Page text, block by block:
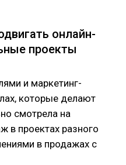
онлайн-
проекты
и маркетинг-
которые делают
смотрела на
в проектах разного
в продажах с